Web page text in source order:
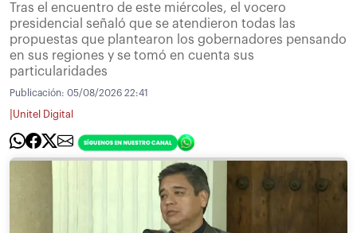
Tras el encuentro de este miércoles, el vocero
presidencial señaló que se atendieron todas las
propuestas que plantearon los gobernadores pensando
en sus regiones y se tomó en cuenta sus
particularidades
Publicación: 05/08/2026 22:41
Unitel Digital